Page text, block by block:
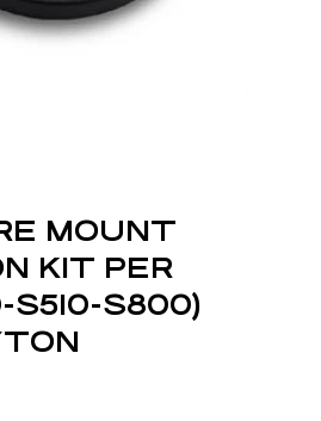
MOUNT
KIT PER
S510-S800)